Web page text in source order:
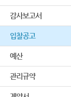
감사보고서
입찰공고
예산
관리규약